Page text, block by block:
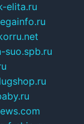
elita.ru
suo.spb.ru